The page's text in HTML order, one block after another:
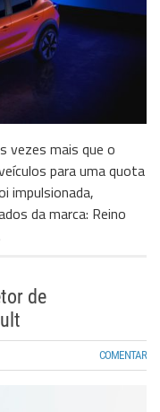
vezes mais que o
para uma quota
impulsionada,
da marca: Reino
de
COMENTAR